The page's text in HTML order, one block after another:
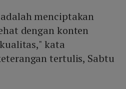
menciptakan
dengan konten
kata
tertulis, Sabtu